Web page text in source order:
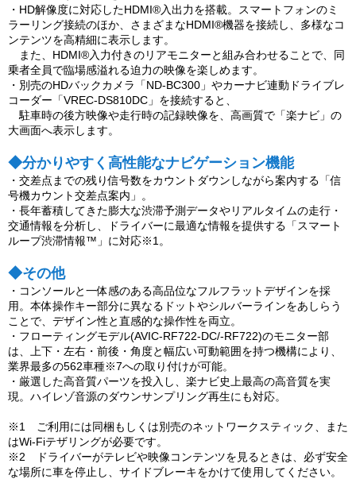
・HD解像度に対応したHDMI®入出力を搭載。スマートフォンのミ
ラーリング接続のほか、さまざまなHDMI®機器を接続し、多様なコ
ンテンツを高精細に表示します。
また、HDMI®入力付きのリアモニターと組み合わせることで、同
乗者全員で臨場感溢れる迫力の映像を楽しめます。
・別売のHDバックカメラ「ND-BC300」やカーナビ連動ドライブレ
コーダー「VREC-DS810DC」を接続すると、
駐車時の後方映像や走行時の記録映像を、高画質で「楽ナビ」の
大画面へ表示します。
◆分かりやすく高性能なナビゲーション機能
・交差点までの残り信号数をカウントダウンしながら案内する「信
号機カウント交差点案内」。
・長年蓄積してきた膨大な渋滞予測データやリアルタイムの走行・
交通情報を分析し、ドライバーに最適な情報を提供する「スマート
ループ渋滞情報™」に対応※1。
◆その他
・コンソールと一体感のある高品位なフルフラットデザインを採
用。本体操作キー部分に異なるドットやシルバーラインをあしらう
ことで、デザイン性と直感的な操作性を両立。
・フローティングモデル(AVIC-RF722-DC/-RF722)のモニター部
は、上下・左右・前後・角度と幅広い可動範囲を持つ機構により、
業界最多の562車種※7への取り付けが可能。
・厳選した高音質パーツを投入し、楽ナビ史上最高の高音質を実
現。ハイレゾ音源のダウンサンプリング再生にも対応。
※1 ご利用には同梱もしくは別売のネットワークスティック、また
はWi-Fiテザリングが必要です。
※2 ドライバーがテレビや映像コンテンツを見るときは、必ず安全
な場所に車を停止し、サイドブレーキをかけて使用してください。